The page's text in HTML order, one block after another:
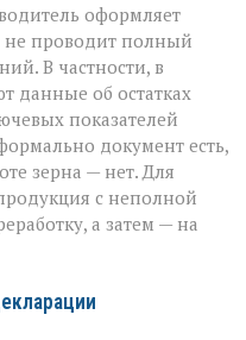
оформляет
не проводит полный
В частности, в
данные об остатках
показателей
документ есть,
зерна — нет. Для
с неполной
а затем — на